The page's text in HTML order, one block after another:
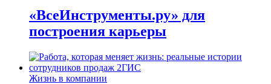
«ВсеИнструменты.ру» для
построения карьеры
Жизнь в компании